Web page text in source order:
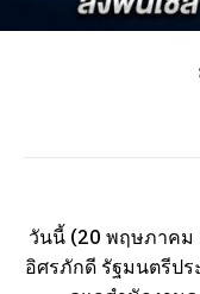
วันนี้ (20 พฤษภาคม
อิศรภักดี รัฐมนตรีป